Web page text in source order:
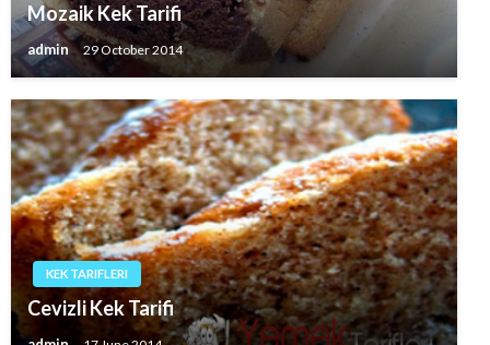
Mozaik Kek Tarifi
admin 29 October 2014
KEK TARIFLERI
Cevizli Kek Tarifi